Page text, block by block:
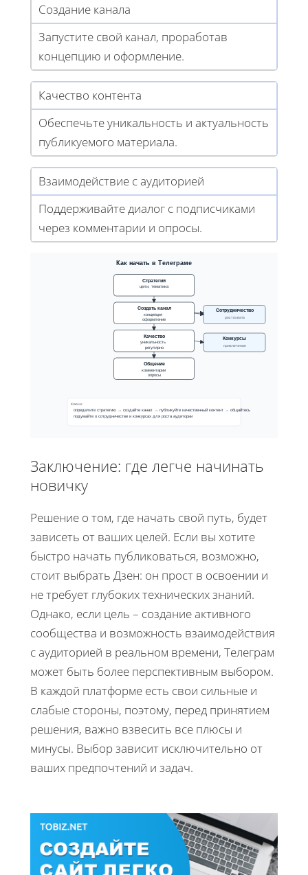
Создание канала
Запустите свой канал, проработав
концепцию и оформление.
Качество контента
Обеспечьте уникальность и актуальность
публикуемого материала.
Взаимодействие с аудиторией
Поддерживайте диалог с подписчиками
через комментарии и опросы.
Как начать в Телеграме
Стратегия
цели, тематика
Создать канал
концепция
оформление
Качество
уникальность
регулярно
Общение
комментарии
опросы
Сотрудничество
рост охвата
Конкурсы
привлечение
Ключи:
определите стратегию → создайте канал → публикуйте качественный контент → общайтесь
подумайте о сотрудничестве и конкурсах для роста аудитории
Заключение: где легче начинать
новичку
Решение о том, где начать свой путь, будет
зависеть от ваших целей. Если вы хотите
быстро начать публиковаться, возможно,
стоит выбрать Дзен: он прост в освоении и
не требует глубоких технических знаний.
Однако, если цель – создание активного
сообщества и возможность взаимодействия
с аудиторией в реальном времени, Телеграм
может быть более перспективным выбором.
В каждой платформе есть свои сильные и
слабые стороны, поэтому, перед принятием
решения, важно взвесить все плюсы и
минусы. Выбор зависит исключительно от
ваших предпочтений и задач.